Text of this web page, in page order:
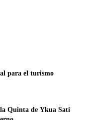
para el turismo
Quinta de Ykua Satí